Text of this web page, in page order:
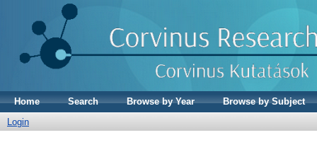
Home Search Browse by Year
Browse by Subject
Login